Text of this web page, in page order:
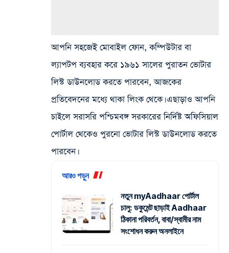
আপনি সহজেই মোবাইল ফোন, কম্পিউটার বা
ল্যাপটপ ব্যবহার করে ১৯৬১ সালের পুরাতন ভোটার
লিস্ট ডাউনলোড করতে পারবেন, আজকের
প্রতিবেদনের মধ্যে থাকা লিংক থেকে। এছাড়াও আপনি
চাইলে সরাসরি পশ্চিমবঙ্গ সরকারের নির্দিষ্ট অফিসিয়াল
পোর্টাল থেকেও পুরনো ভোটার লিস্ট ডাউনলোড করতে
পারবেন।
আরও পড়ুন
নতুন myAadhaar পোর্টাল
চালু: ডকুমেন্ট ছাড়াই Aadhaar
ঠিকানা পরিবর্তন, বাবা/স্বামীর নাম
সংশোধন করুন অনলাইনে